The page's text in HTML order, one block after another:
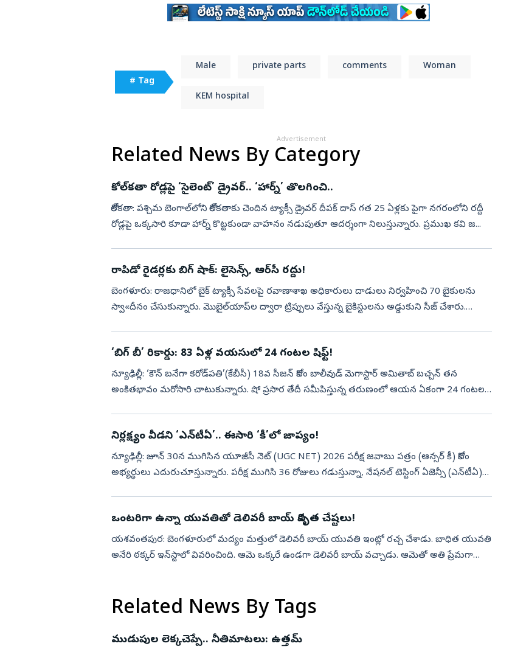
# Tag
Male private parts comments Woman
KEM hospital
Advertisement
Related News By Category
కోల్‌కతా రోడ్లపై ‘సైలెంట్’ డ్రైవర్.. ‘హార్న్‌’ తొలగించి..
కోల్‌కతా: పశ్చిమ బెంగాల్‌లోని కోల్‌కతాకు చెందిన ట్యాక్సీ డ్రైవర్ దీపక్ దాస్ గత 25 ఏళ్లకు పైగా నగరంలోని రద్దీ
రోడ్లపై ఒక్కసారి కూడా హార్న్ కొట్టకుండా వాహనం నడుపుతూ ఆదర్శంగా నిలుస్తున్నారు. ప్రముఖ కవి జ...
రాపిడో రైడర్లకు బిగ్ షాక్: లైసెన్స్, ఆర్‌సీ రద్దు!
బెంగళూరు: రాజధానిలో బైక్‌ ట్యాక్సీ సేవలపై రవాణాశాఖ అధికారులు దాడులు నిర్వహించి 70 బైకులను
స్వా«దీనం చేసుకున్నారు. మొబైల్‌యాప్‌ల ద్వారా ట్రిప్పులు వేస్తున్న బైకిస్టులను అడ్డుకుని సీజ్‌ చేశారు.
‘బిగ్‌ బీ’ రికార్డు: 83 ఏళ్ల వయసులో 24 గంటల షిఫ్ట్‌!
న్యూఢిల్లీ: ‘కౌన్ బనేగా కరోడ్‌పతి’(కేబీసీ) 18వ సీజన్ కోసం బాలీవుడ్ మెగాస్టార్ అమితాబ్ బచ్చన్ తన
అంకితభావం మరోసారి చాటుకున్నారు. షో ప్రసార తేదీ సమీపిస్తున్న తరుణంలో ఆయన ఏకంగా 24 గంటల
నిర్లక్ష్యం వీడని ‘ఎన్‌టీఏ’.. ఈసారి ‘కీ’లో జాప్యం!
న్యూఢిల్లీ: జూన్ 30న ముగిసిన యూజీసీ నెట్ (UGC NET) 2026 పరీక్ష జవాబు పత్రం (ఆన్సర్ కీ) కోసం
అభ్యర్థులు ఎదురుచూస్తున్నారు. పరీక్ష ముగిసి 36 రోజులు గడుస్తున్నా, నేషనల్ టెస్టింగ్ ఏజెన్సీ (ఎన్‌టీఏ)
ఒంటరిగా ఉన్నా యువతితో డెలివరీ బాయ్ వికృత చేష్టలు!
యశవంతపుర: బెంగళూరులో మద్యం మత్తులో డెలివరీ బాయ్‌ యువతి ఇంట్లో రచ్చ చేశాడు. బాధిత యువతి
అనేరి ఠక్కర్‌ ఇన్‌స్టాలో వివరించింది. ఆమె ఒక్కరే ఉండగా డెలివరీ బాయ్‌ వచ్చాడు. ఆమెతో అతి ప్రేమగా
Related News By Tags
ముడుపుల లెక్కచెప్పే.. నీతిమాటలు: ఉత్తమ్‌